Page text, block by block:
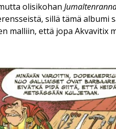
olisikohan
sillä tämä albumi
malliin, että jopa Akvavitix